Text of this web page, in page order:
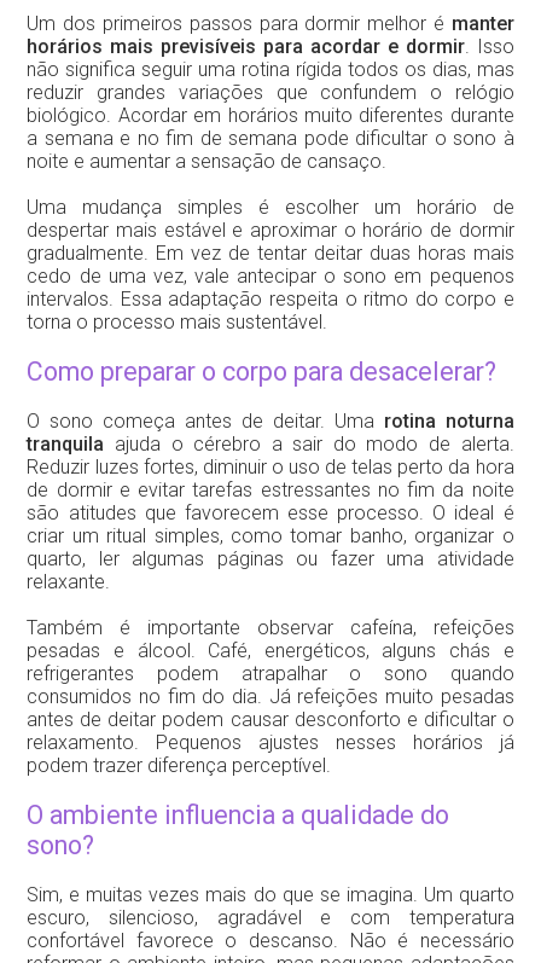
Um dos primeiros passos para dormir melhor é manter
horários mais previsíveis para acordar e dormir. Isso
não significa seguir uma rotina rígida todos os dias, mas
reduzir grandes variações que confundem o relógio
biológico. Acordar em horários muito diferentes durante
a semana e no fim de semana pode dificultar o sono à
noite e aumentar a sensação de cansaço.
Uma mudança simples é escolher um horário de
despertar mais estável e aproximar o horário de dormir
gradualmente. Em vez de tentar deitar duas horas mais
cedo de uma vez, vale antecipar o sono em pequenos
intervalos. Essa adaptação respeita o ritmo do corpo e
torna o processo mais sustentável.
Como preparar o corpo para desacelerar?
O sono começa antes de deitar. Uma rotina noturna
tranquila ajuda o cérebro a sair do modo de alerta.
Reduzir luzes fortes, diminuir o uso de telas perto da hora
de dormir e evitar tarefas estressantes no fim da noite
são atitudes que favorecem esse processo. O ideal é
criar um ritual simples, como tomar banho, organizar o
quarto, ler algumas páginas ou fazer uma atividade
relaxante.
Também é importante observar cafeína, refeições
pesadas e álcool. Café, energéticos, alguns chás e
refrigerantes podem atrapalhar o sono quando
consumidos no fim do dia. Já refeições muito pesadas
antes de deitar podem causar desconforto e dificultar o
relaxamento. Pequenos ajustes nesses horários já
podem trazer diferença perceptível.
O ambiente influencia a qualidade do
sono?
Sim, e muitas vezes mais do que se imagina. Um quarto
escuro, silencioso, agradável e com temperatura
confortável favorece o descanso. Não é necessário